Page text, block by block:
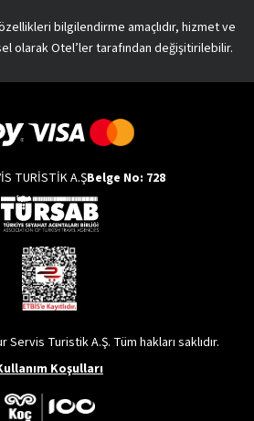
bilgilendirme amaçlıdır, hizmet ve
olarak Otel’ler tarafından değişitirilebilir.
TURİSTİK A.ŞBelge No: 728
Turistik A.Ş. Tüm hakları saklıdır.
Koşulları